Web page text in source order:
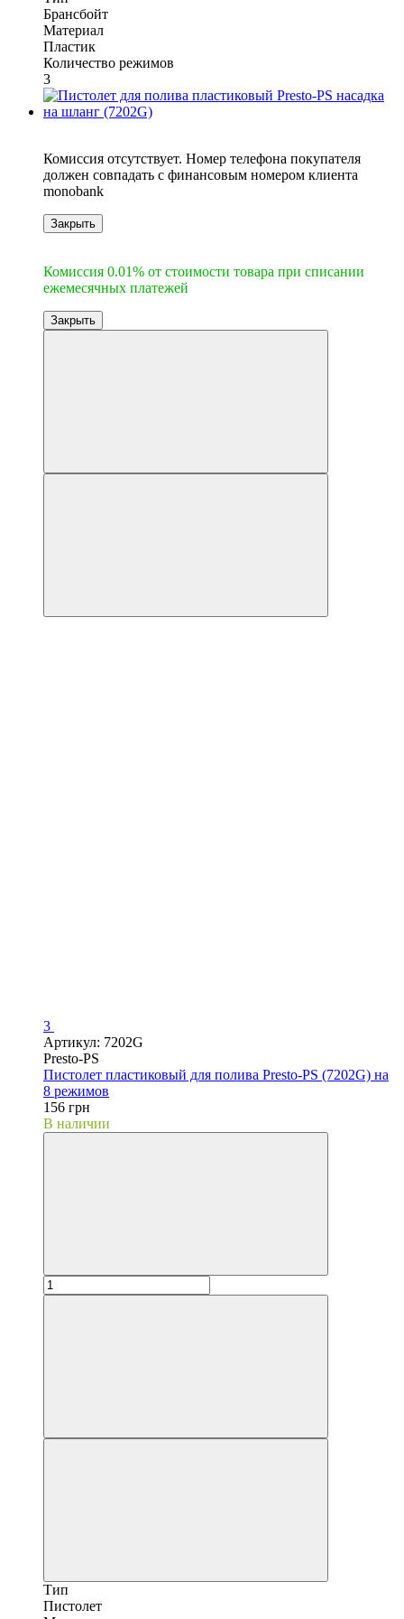
Брансбойт
Материал
Пластик
Количество режимов
3
Комиссия отсутствует. Номер телефона покупателя
должен совпадать с финансовым номером клиента
monobank
Закрыть
Комиссия 0.01% от стоимости товара при списании
ежемесячных платежей
Закрыть
3
Артикул: 7202G
Presto-PS
Пистолет пластиковый для полива Presto-PS (7202G) на
8 режимов
156 грн
В наличии
Тип
Пистолет